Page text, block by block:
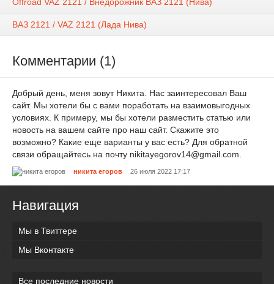
ВАЗ 2121 / VAZ 2121 (Лада Нива)
Комментарии (1)
Добрый день, меня зовут Никита. Нас заинтересовал Ваш
сайт. Мы хотели бы с вами поработать на взаимовыгодных
условиях. К примеру, мы бы хотели разместить статью или
новость на вашем сайте про наш сайт. Скажите это
возможно? Какие еще варианты у вас есть? Для обратной
связи обращайтесь на почту nikitayegorov14@gmail.com.
никита егоров 26 июля 2022 17:17
Навигация
Мы в Твиттере
Мы Вконтакте
Все последние новости